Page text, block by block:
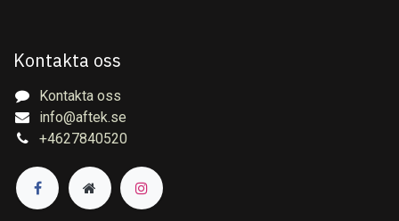
Kontakta oss
Kontakta oss
info@aftek.se
+4627840520